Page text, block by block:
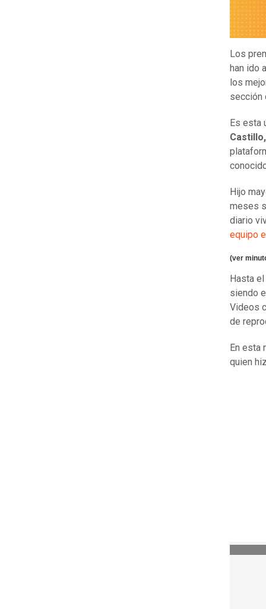
Los
han ido
los
sección
Es esta
Hijo
meses
diario
equipo
(ver
Hasta
siendo
Videos
de
En esta
quien